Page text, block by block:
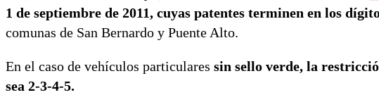
1 de septiembre de 2011, cuyas patentes terminen en los
comunas de San Bernardo y Puente Alto.
En el caso de vehículos particulares sin sello verde, la
sea 2-3-4-5.